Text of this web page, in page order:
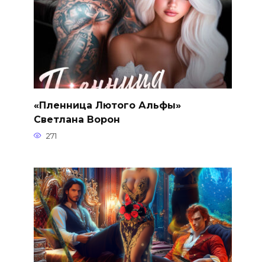
«Пленница Лютого Альфы»
Светлана Ворон
271